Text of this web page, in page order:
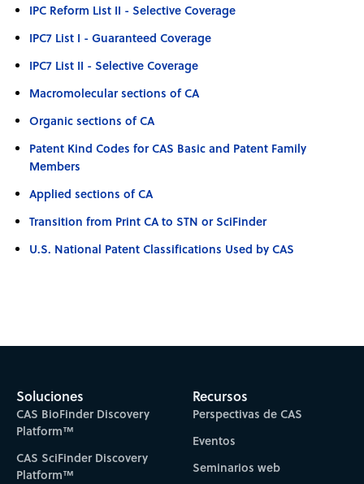
IPC Reform List II - Selective Coverage
IPC7 List I - Guaranteed Coverage
IPC7 List II - Selective Coverage
Macromolecular sections of CA
Organic sections of CA
Patent Kind Codes for CAS Basic and Patent Family
Members
Applied sections of CA
Transition from Print CA to STN or SciFinder
U.S. National Patent Classifications Used by CAS
Soluciones
CAS BioFinder Discovery
Platform™
CAS SciFinder Discovery
Platform™
Recursos
Perspectivas de CAS
Eventos
Seminarios web